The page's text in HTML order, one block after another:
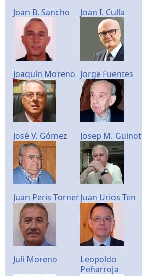
Joan B. Sancho Joan I. Culla
Joaquín Moreno Jorge Fuentes
José V. Gómez Josep M. Guinot
Juan Peris TornerJuan Urios Ten
Juli Moreno
Leopoldo
Peñarroja